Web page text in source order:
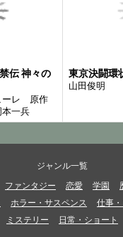
伝 神々の
ーレ 原作
一兵
東京決闘環
山田俊明
ジャンル一覧
ファンタジー 恋愛 学園
ホラー・サスペンス 仕事
ミステリー
日常・ショート